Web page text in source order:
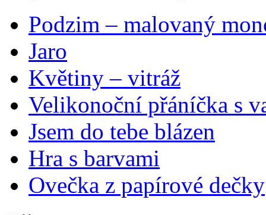
Podzim – malovaný
Jaro
Květiny – vitráž
Velikonoční přáníčka s
Jsem do tebe blázen
Hra s barvami
Ovečka z papírové dečky